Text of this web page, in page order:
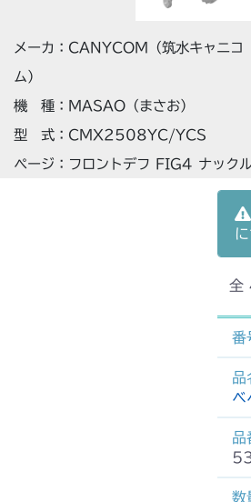
メーカ：CANYCOM（筑水キャニコ
ム）
機 種：MASAO（まさお）
型 式：CMX2508YC/YCS
ページ：フロントデフ FIG4 ナック
全
ベ